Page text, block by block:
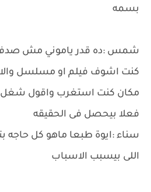
بسمه
شمس :ده قدر ياموني مش صدفه
كنت اشوف فيلم او مسلسل
مكان كنت استغرب واقول شغل
فعلا بيحصل فى الحقيقه
سناء :ايوة طبعا ماهو كل
اللى بيسبب الاسباب